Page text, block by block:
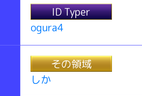
ID Typer
ogura4
その領域
しか